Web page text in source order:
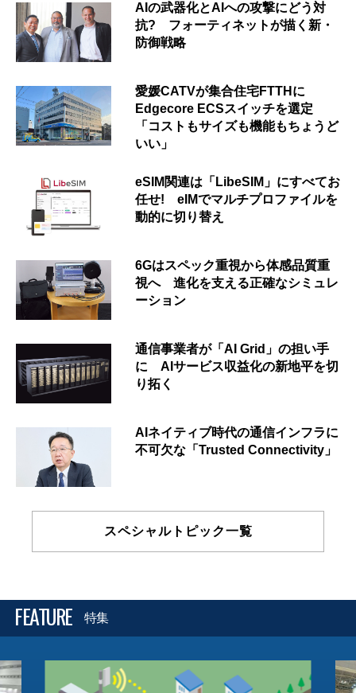
AIの武器化とAIへの攻撃にどう対
抗? フォーティネットが描く新・
防御戦略
愛媛CATVが集合住宅FTTHに
Edgecore ECSスイッチを選定
「コストもサイズも機能もちょうど
いい」
eSIM関連は「LibeSIM」にすべてお
任せ! eIMでマルチプロファイルを
動的に切り替え
6Gはスペック重視から体感品質重
視へ 進化を支える正確なシミュレ
ーション
通信事業者が「AI Grid」の担い手
に AIサービス収益化の新地平を切
り拓く
AIネイティブ時代の通信インフラに
不可欠な「Trusted Connectivity」
スペシャルトピック一覧
FEATURE 特集